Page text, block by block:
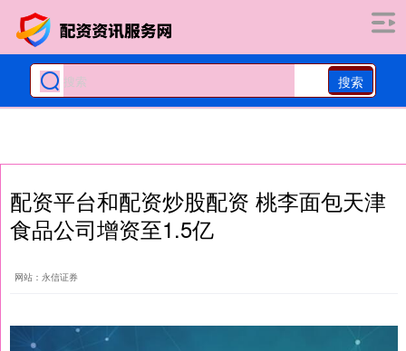
搜索
配资平台和配资炒股配资 桃李面包天津
食品公司增资至1.5亿
网站：永信证券